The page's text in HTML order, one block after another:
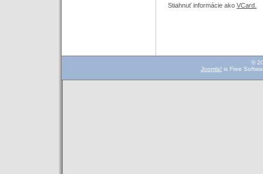
Stiahnuť informácie ako VCard.
©
Joomla! is Free